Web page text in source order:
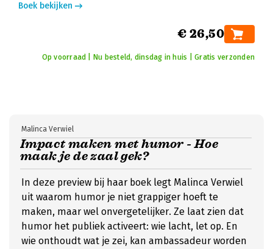
Boek bekijken
€ 26,50
Op voorraad | Nu besteld, dinsdag in huis | Gratis verzonden
Impact maken met humor - Hoe
maak je de zaal gek?
Malinca Verwiel
In deze preview bij haar boek legt Malinca Verwiel
uit waarom humor je niet grappiger hoeft te
maken, maar wel onvergetelijker. Ze laat zien dat
humor het publiek activeert: wie lacht, let op. En
wie onthoudt wat je zei, kan ambassadeur worden